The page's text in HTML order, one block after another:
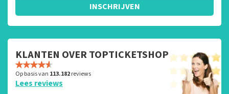
INSCHRIJVEN
KLANTEN OVER TOPTICKETSHOP
Op basis van 113.182reviews
Lees reviews